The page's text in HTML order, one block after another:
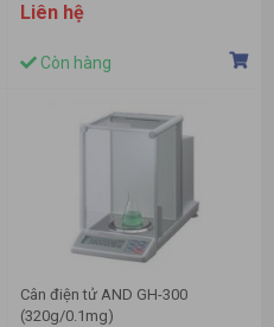
Liên hệ
Còn hàng
Cân điện tử AND GH-300
(320g/0.1mg)